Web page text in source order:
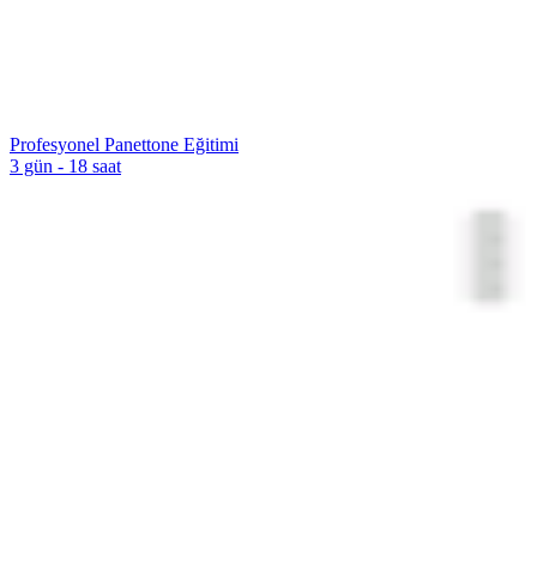
Profesyonel Panettone Eğitimi
3 gün - 18 saat